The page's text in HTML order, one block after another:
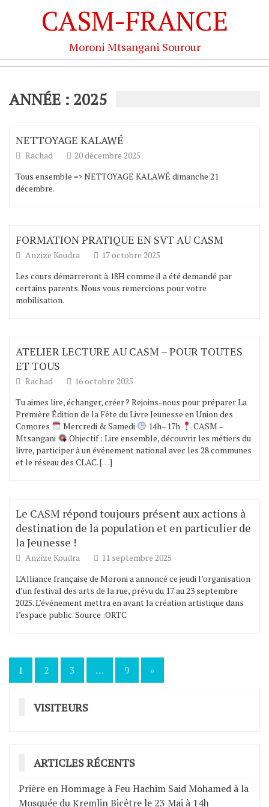
CASM-FRANCE
Moroni Mtsangani Sourour
ANNÉE : 2025
NETTOYAGE KALAWÉ
Rachad
20 décembre 2025
Tous ensemble => NETTOYAGE KALAWÉ dimanche 21
décembre.
FORMATION PRATIQUE EN SVT AU CASM
Anzize Koudra
17 octobre 2025
Les cours démarreront à 18H comme il a été demandé par
certains parents. Nous vous remercions pour votre
mobilisation.
ATELIER LECTURE AU CASM – POUR TOUTES
ET TOUS
Rachad
16 octobre 2025
Tu aimes lire, échanger, créer ? Rejoins-nous pour préparer La
Première Édition de la Fête du Livre Jeunesse en Union des
Comores
Mercredi & Samedi 14h–17h
CASM –
Mtsangani
Objectif : Lire ensemble, découvrir les métiers du
livre, participer à un événement national avec les 28 communes
et le réseau des CLAC. […]
Le CASM répond toujours présent aux actions à
destination de la population et en particulier de
la Jeunesse !
Anzize Koudra
11 septembre 2025
L’Alliance française de Moroni a annoncé ce jeudi l’organisation
d’un festival des arts de la rue, prévu du 17 au 23 septembre
2025. L’événement mettra en avant la création artistique dans
l’espace public. Source :ORTC
Navigation
des
1 2 3 … 9 »
VISITEURS
ARTICLES RÉCENTS
Prière en Hommage à Feu Hachim Said Mohamed à la
Mosquée du Kremlin Bicêtre le 23 Mai à 14h